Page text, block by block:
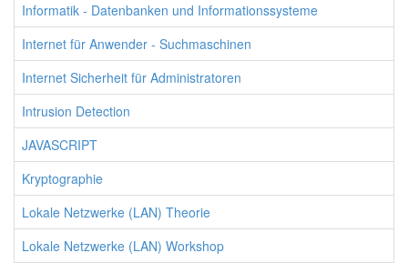
Informatik - Datenbanken und Informationssysteme
Internet für Anwender - Suchmaschinen
Internet Sicherheit für Administratoren
Intrusion Detection
JAVASCRIPT
Kryptographie
Lokale Netzwerke (LAN) Theorie
Lokale Netzwerke (LAN) Workshop